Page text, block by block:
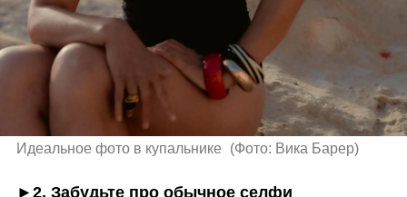
Идеальное фото в купальнике (Фото: Вика Барер)
►2. Забудьте про обычное селфи